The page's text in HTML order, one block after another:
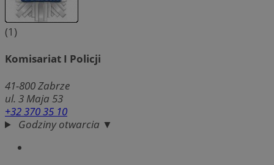
(1)
Komisariat I Policji
41-800Zabrze
ul. 3 Maja 53
+32 370 35 10
Godziny otwarcia ▼